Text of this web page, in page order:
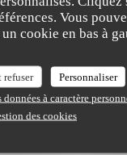
Vous
cookie en bas à
refuser
Personnaliser
à caractère
des cookies
de le reprendre s’offre à lui, il la
tables de la Butte. ...